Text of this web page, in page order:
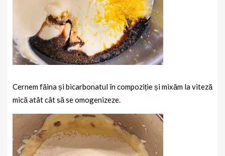
Cernem făina și bicarbonatul în compoziție și mixăm la viteză
mică atât cât să se omogenizeze.